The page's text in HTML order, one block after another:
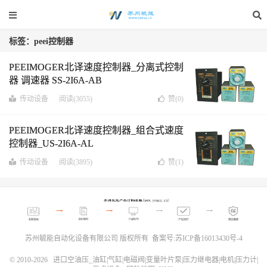
标签：peei控制器
PEEIMOGER北译速度控制器_分离式控制
器 调速器 SS-2I6A-AB
传动设备 阅读(3055) 赞(0)
PEEIMOGER北译速度控制器_组合式速度
控制器_US-2I6A-AL
传动设备 阅读(3895) 赞(1)
苏州毓能自动化设备有限公司 版权所有 备案号:苏ICP备16013430号-4
© 2010-2026 进口空油压_油缸|气缸|电磁阀|变量叶片泵|压力继电器|电机|压力计|